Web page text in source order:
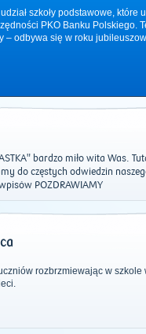
szkoły podstawowe, które
PKO Banku Polskiego.
– odbywa się w roku
bardzo miło wita Was.
do częstych odwiedzin
POZDRAWIAMY
rozbrzmiewając w szkole